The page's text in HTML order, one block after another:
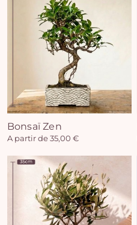
Bonsaï Zen
A partir de 35,00 €